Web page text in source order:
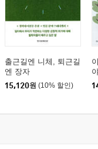
출근길엔 니체, 퇴근길
엔 장자
15,120원 (10% 할인)